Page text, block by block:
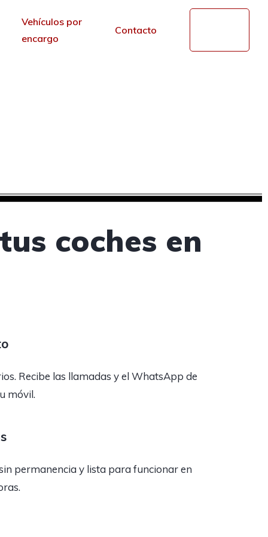
Vehículos por
encargo
Contacto
coches en
Recibe las llamadas y el WhatsApp de
móvil.
permanencia y lista para funcionar en